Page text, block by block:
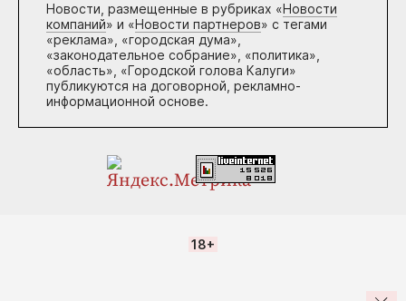
Новости, размещенные в рубриках «Новости
компаний» и «Новости партнеров» с тегами
«реклама», «городская дума»,
«законодательное собрание», «политика»,
«область», «Городской голова Калуги»
публикуются на договорной, рекламно-
информационной основе.
18+